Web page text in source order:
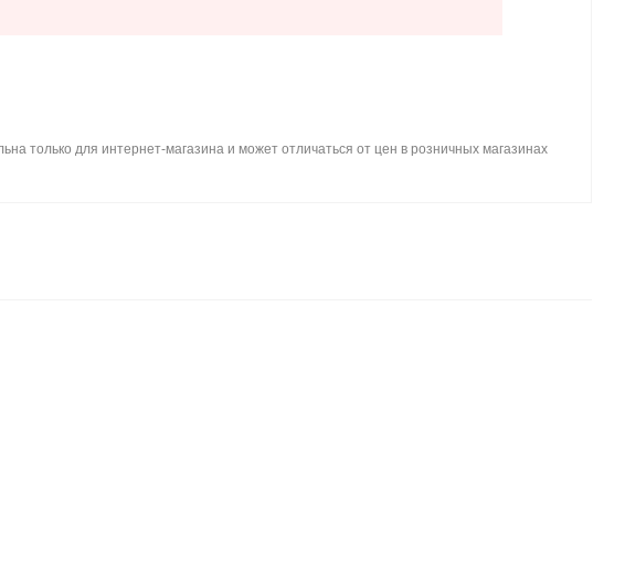
только для интернет-магазина и может отличаться от цен в розничных магазинах